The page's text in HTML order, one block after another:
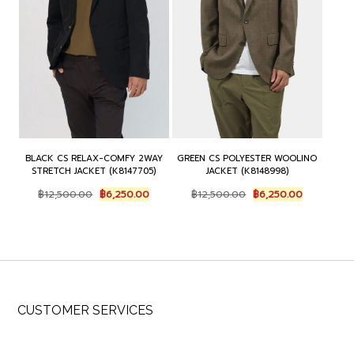
BLACK CS RELAX-COMFY 2WAY
STRETCH JACKET (K8147705)
฿12,500.00 Original
price
฿6,250.00Current
price
GREEN CS POLYESTER WOOLINO
JACKET (K8148998)
฿12,500.00 Original
price
฿6,250.00Current
price
CUSTOMER SERVICES